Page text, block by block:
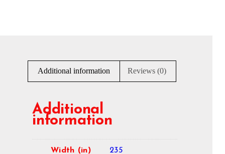
Additional information Reviews (0)
Additional
information
Width (in) 235